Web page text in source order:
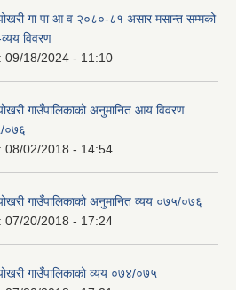
गा पा आ व २०८०-८१ असार मसान्त सम्मको
विवरण
09/18/2024 - 11:10
गाउँपालिकाको अनुमानित आय विवरण
०७६
08/02/2018 - 14:54
गाउँपालिकाको अनुमानित व्यय ०७५/०७६
07/20/2018 - 17:24
गाउँपालिकाको व्यय ०७४/०७५